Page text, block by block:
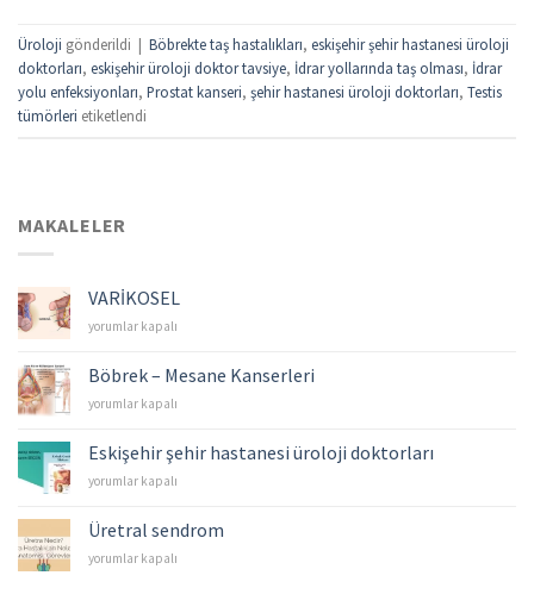
Üroloji gönderildi | Böbrekte taş hastalıkları, eskişehir şehir hastanesi üroloji
doktorları, eskişehir üroloji doktor tavsiye, İdrar yollarında taş olması, İdrar
yolu enfeksiyonları, Prostat kanseri, şehir hastanesi üroloji doktorları, Testis
tümörleri etiketlendi
MAKALELER
VARİKOSEL
VARİKOSEL
yorumlar kapalı
Böbrek – Mesane Kanserleri
Böbrek
Mesane
Kanserleri
için
yorumlar kapalı
Eskişehir şehir hastanesi üroloji doktorları
Eskişehir
hastanesi
üroloji
doktorları
yorumlar kapalı
Üretral sendrom
Üretral
yorumlar kapalı